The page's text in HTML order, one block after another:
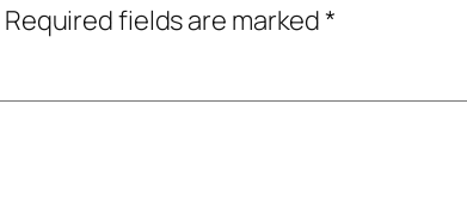
Required fields are marked*